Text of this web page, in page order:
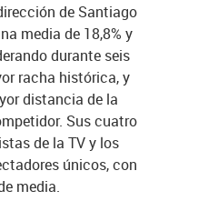
de Santiago
media de 18,8% y
durante seis
racha histórica, y
distancia de la
Sus cuatro
de la TV y los
únicos, con
media.